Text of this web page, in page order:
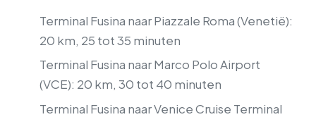
Terminal Fusina naar Piazzale Roma (Venetië):
20 km, 25 tot 35 minuten
Terminal Fusina naar Marco Polo Airport
(VCE): 20 km, 30 tot 40 minuten
Terminal Fusina naar Venice Cruise Terminal